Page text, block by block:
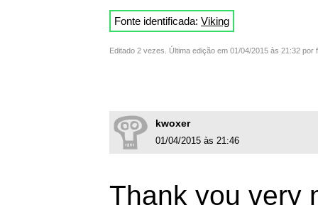
Fonte identificada: Viking
Editado 2 vezes. Última edição em 01/04/2015 às 21:32 por
kwoxer
01/04/2015 às 21:46
Thank you very